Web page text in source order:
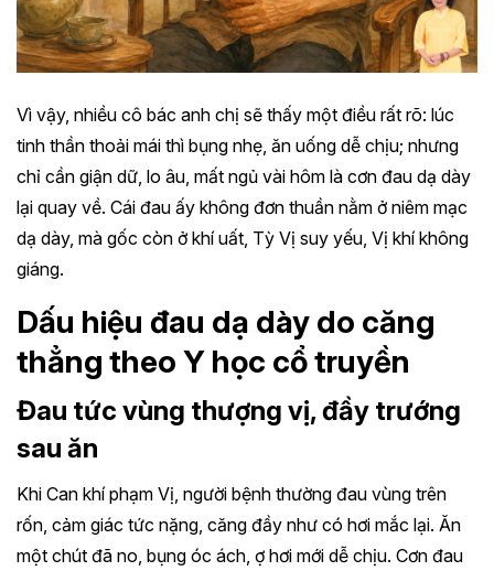
Vì vậy, nhiều cô bác anh chị sẽ thấy một điều rất rõ: lúc
tinh thần thoải mái thì bụng nhẹ, ăn uống dễ chịu; nhưng
chỉ cần giận dữ, lo âu, mất ngủ vài hôm là cơn đau dạ dày
lại quay về. Cái đau ấy không đơn thuần nằm ở niêm mạc
dạ dày, mà gốc còn ở khí uất, Tỳ Vị suy yếu, Vị khí không
giáng.
Dấu hiệu đau dạ dày do căng
thẳng theo Y học cổ truyền
Đau tức vùng thượng vị, đầy trướng
sau ăn
Khi Can khí phạm Vị, người bệnh thường đau vùng trên
rốn, cảm giác tức nặng, căng đầy như có hơi mắc lại. Ăn
một chút đã no, bụng óc ách, ợ hơi mới dễ chịu. Cơn đau